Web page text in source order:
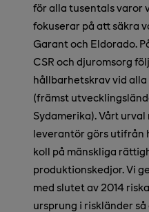
för alla tusentals varor
fokuserar på att säkra
Garant och Eldorado.
CSR och djuromsorg
hållbarhetskrav vid
(främst
Sydamerika). Vårt
leverantör görs utifrån
koll på mänskliga
produktionskedjor. Vi
med slutet av 2014
ursprung i riskländer